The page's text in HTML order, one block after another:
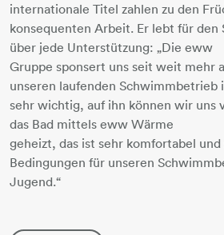
internationale Titel zahlen zu den
konsequenten Arbeit. Er lebt für den
über jede Unterstützung: „Die eww
Gruppe sponsert uns seit weit mehr
unseren laufenden
sehr wichtig, auf ihn können wir uns
das Bad mittels eww Wärme
geheizt, das ist sehr komfortabel
Bedingungen für unseren
Jugend.“